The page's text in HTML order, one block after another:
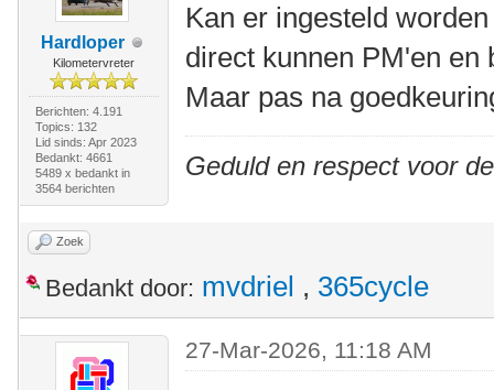
Hardloper
Kilometervreter
Berichten: 4.191
Topics: 132
Lid sinds: Apr 2023
Bedankt: 4661
5489 x bedankt in
3564 berichten
Kan er ingesteld
direct kunnen PM'en en
Maar pas na
Geduld en respect voor
Zoek
Bedankt door: mvdriel , 365cycle
27-Mar-2026, 11:18 AM